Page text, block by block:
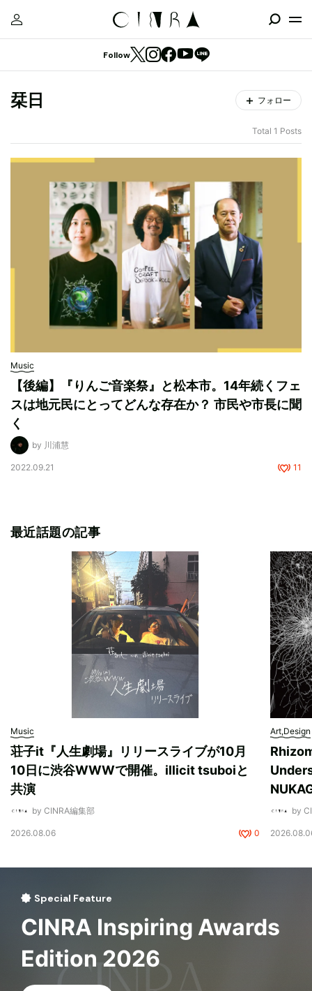
Follow
栞日 フォロー
Total 1 Posts
Music
【後編】『りんご音楽祭』と松本市。14年続くフェ
スは地元民にとってどんな存在か？ 市民や市長に聞
く
by 川浦慧
2022.09.21 11
最近話題の記事
Music
荘子it『人生劇場』リリースライブが10月
10日に渋谷WWWで開催。illicit tsuboiと
共演
by CINRA編集部
2026.08.06 0
Art,Design
by
Special Feature
CINRA Inspiring Awards
Edition 2026